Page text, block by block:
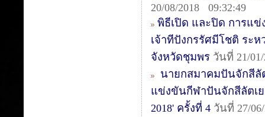
20/08/2018 09:32:49
พิธีเปิด และปิด การแข่
เจ้าทีปังกรรัศมีโชติ ระห
จังหวัดชุมพร วันที่ 21/
นายกสมาคมปันจักสีลั
แข่งขันกีฬาปันจักสีลัตเ
2018' ครั้งที่ 4 วันที่ 27/